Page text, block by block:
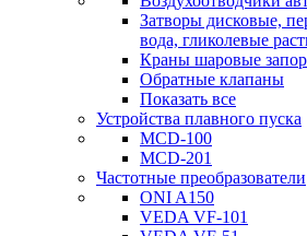
Затворы дисковые,
вода, гликолевые
Краны шаровые
Обратные клапаны
Показать все
Устройства плавного пуска
MCD-100
MCD-201
Частотные преобразователи
ONI A150
VEDA VF-101